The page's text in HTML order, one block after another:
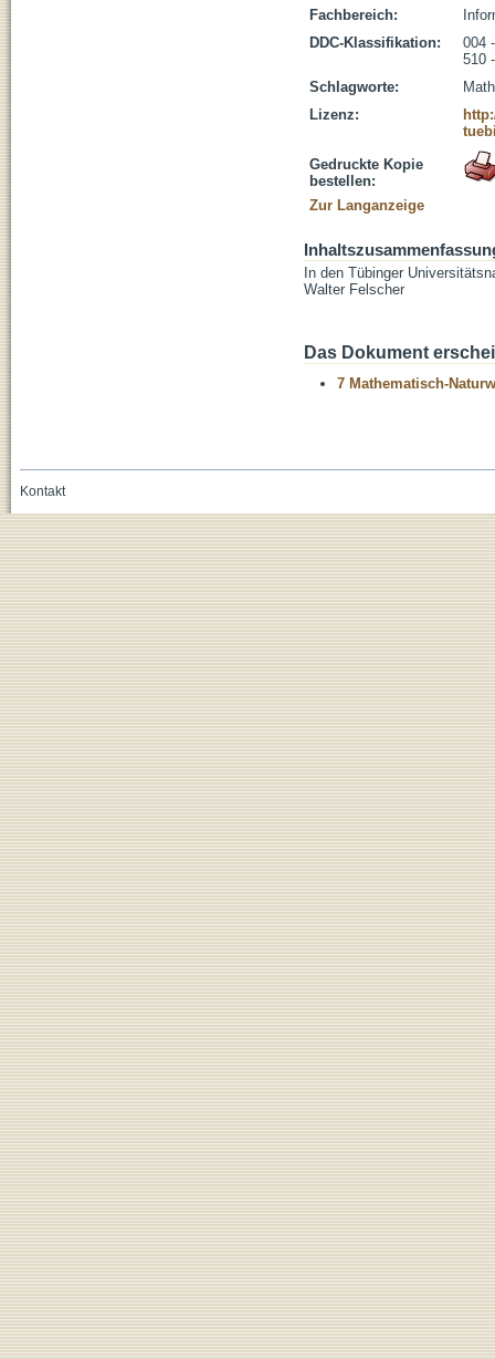
Fachbereich:
DDC-Klassifikation:
004
510
Schlagworte:
Lizenz:
Gedruckte Kopie
bestellen:
Zur Langanzeige
In den Tübinger
Walter Felscher
Das Dokument
7 Mathematisch-
Kontakt